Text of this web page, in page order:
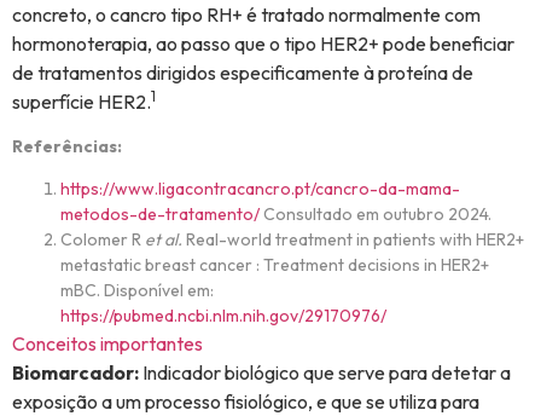
concreto, o cancro tipo RH+ é tratado normalmente com
hormonoterapia, ao passo que o tipo HER2+ pode beneficiar
de tratamentos dirigidos especificamente à proteína de
superfície HER2.1
Referências:
https://www.ligacontracancro.pt/cancro-da-mama-
metodos-de-tratamento/ Consultado em outubro 2024.
Colomer R et al. Real-world treatment in patients with HER2+
metastatic breast cancer : Treatment decisions in HER2+
mBC. Disponível em:
https://pubmed.ncbi.nlm.nih.gov/29170976/
Conceitos importantes
Biomarcador: Indicador biológico que serve para detetar a
exposição a um processo fisiológico, e que se utiliza para